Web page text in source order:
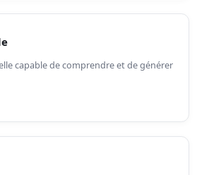
capable de comprendre et de générer